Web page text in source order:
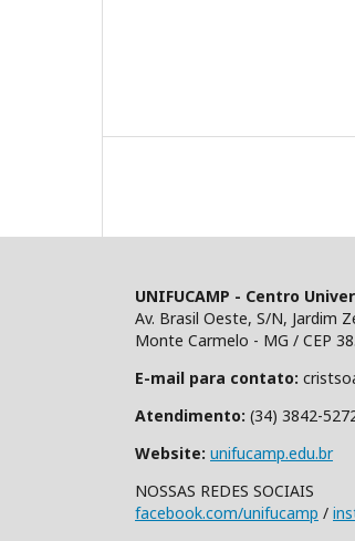
UNIFUCAMP - Centro
Av. Brasil Oeste, S/N, Jardim
Monte Carmelo - MG / CEP
E-mail para contato:
Atendimento: (34) 3842-
Website: unifucamp.edu.br
NOSSAS REDES SOCIAIS
facebook.com/unifucamp /